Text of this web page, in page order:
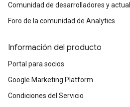
Comunidad de desarrolladores y
Foro de la comunidad de Analytics
Información del producto
Portal para socios
Google Marketing Platform
Condiciones del Servicio